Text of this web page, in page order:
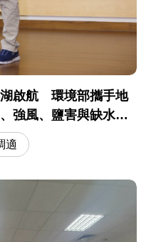
湖啟航 環境部攜手地
強風、鹽害與缺水挑
適